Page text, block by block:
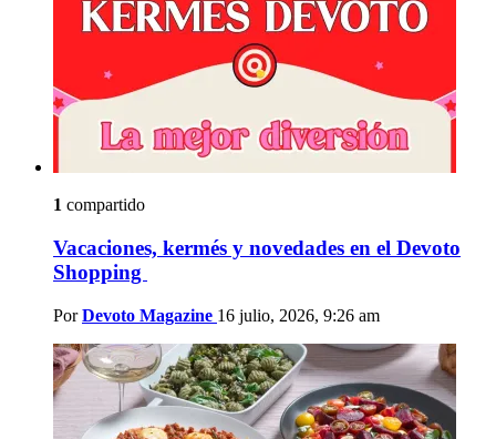
1 compartido
Vacaciones, kermés y novedades en el Devoto
Shopping
Por Devoto Magazine 16 julio, 2026, 9:26 am